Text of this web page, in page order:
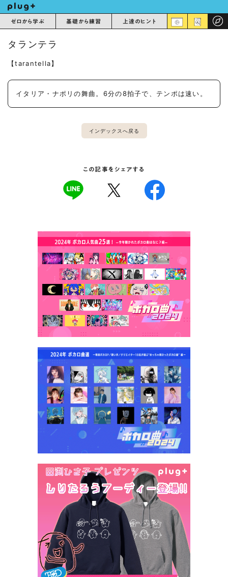
ゼロから学ぶ 基礎から練習 上達のヒント
タランテラ
【tarantella】
イタリア・ナポリの舞曲。6分の8拍子で、テンポは速い。
インデックスへ戻る
この記事をシェアする